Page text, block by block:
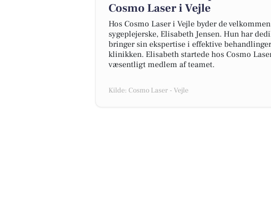
Cosmo Laser i Vejle
Hos Cosmo Laser i Vejle byder de
sygeplejerske, Elisabeth Jensen. Hun har
bringer sin ekspertise i effektive
klinikken. Elisabeth startede hos Cosmo
væsentligt medlem af teamet.
Kilde: Cosmo Laser - Vejle